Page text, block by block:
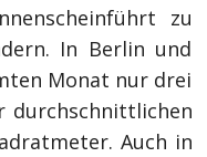
zu
In Berlin und
Monat nur drei
durchschnittlichen
Auch in